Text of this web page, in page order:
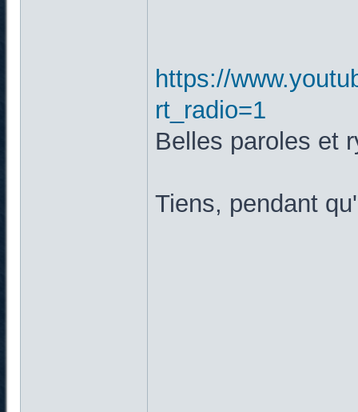
https://
rt_radio=1
Belles paroles et
Tiens, pendant